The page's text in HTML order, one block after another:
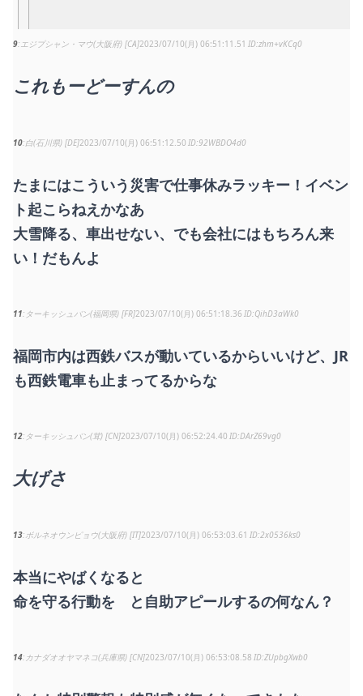
9 エジプシャン・マウ(大阪府) [CA]2023/07/10(月) 06:51:11.51 zhm+vKCq0
これもーどーすんの
10 白(石川県) [DE]2023/07/10(月) 06:51:12.50 92WBDO4d0
たまにはこういう災害で仕事休みラッキー！イベン
ト起こらねえかなあ
大雪降る、車出せない、でも会社にはもちろん来
い！だもんよ
11 ターキッシュバン(福岡県) [FR]2023/07/10(月) 06:51:18.36 QihD3aWk0
福岡市内は西鉄バスが動いているからいいけど、JR
も西鉄電車も止まってるからな
12 ターキッシュバン(茸) [CN]2023/07/10(月) 06:52:24.40 DArZ69vg0
大げさ
13 ボルネオウンピョウ(大阪府) [IT]2023/07/10(月) 06:53:03.61 2x0536ks0
本当にやばくなると
命を守る行動を と自助アピールするの何なん？
14 カナダオオヤマネコ(兵庫県) [CN]2023/07/10(月) 06:53:08.58 ZUpbgXwb0